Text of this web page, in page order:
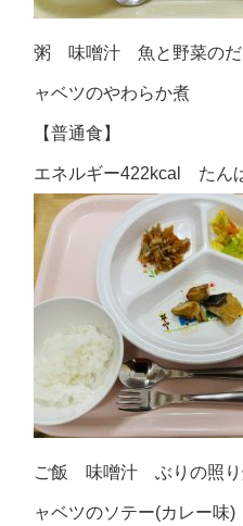
粥 味噌汁 魚と野菜の
ャベツのやわらか煮
【普通食】
エネルギー422kcal たん
ご飯 味噌汁 ぶりの照
ャベツのソテー(カレー味)